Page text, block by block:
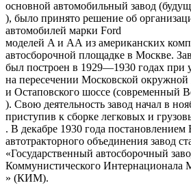
основной автомобильный завод
), было принято решение об
автомобилей марки Ford
моделей A и АА из американских
автосборочной площадке в Москве.
был построен в 1929—1930 годах при
на пересечении Московской окружной
и Остаповского шоссе (современный
). Свою деятельность завод начал в
приступив к сборке легковых и
. В декабре 1930 года постановлением
автотракторного объединения завод
«Государственный автосборочный
Коммунистического Интернационала
» (КИМ).